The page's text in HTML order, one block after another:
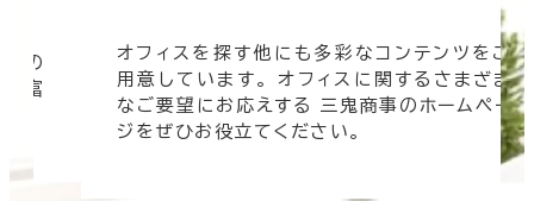
の
豊富
オフィスを探す他にも多彩なコンテンツをご
用意しています。 オフィスに関するさまざま
なご要望にお応えする 三鬼商事のホームペー
ジをぜひお役立てください。